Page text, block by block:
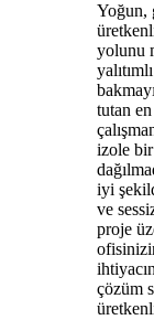
Yoğun,
yolunu
tutan
izole
iyi
ve
proje
çözüm